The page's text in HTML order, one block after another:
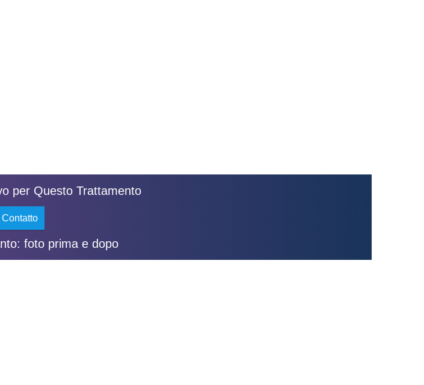
per Questo Trattamento
Contatto
foto prima e dopo